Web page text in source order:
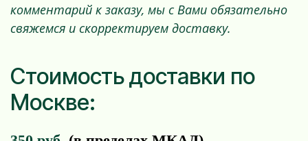
комментарий к заказу, мы с Вами обязательно
свяжемся и скорректируем доставку.
Стоимость доставки по
Москве: